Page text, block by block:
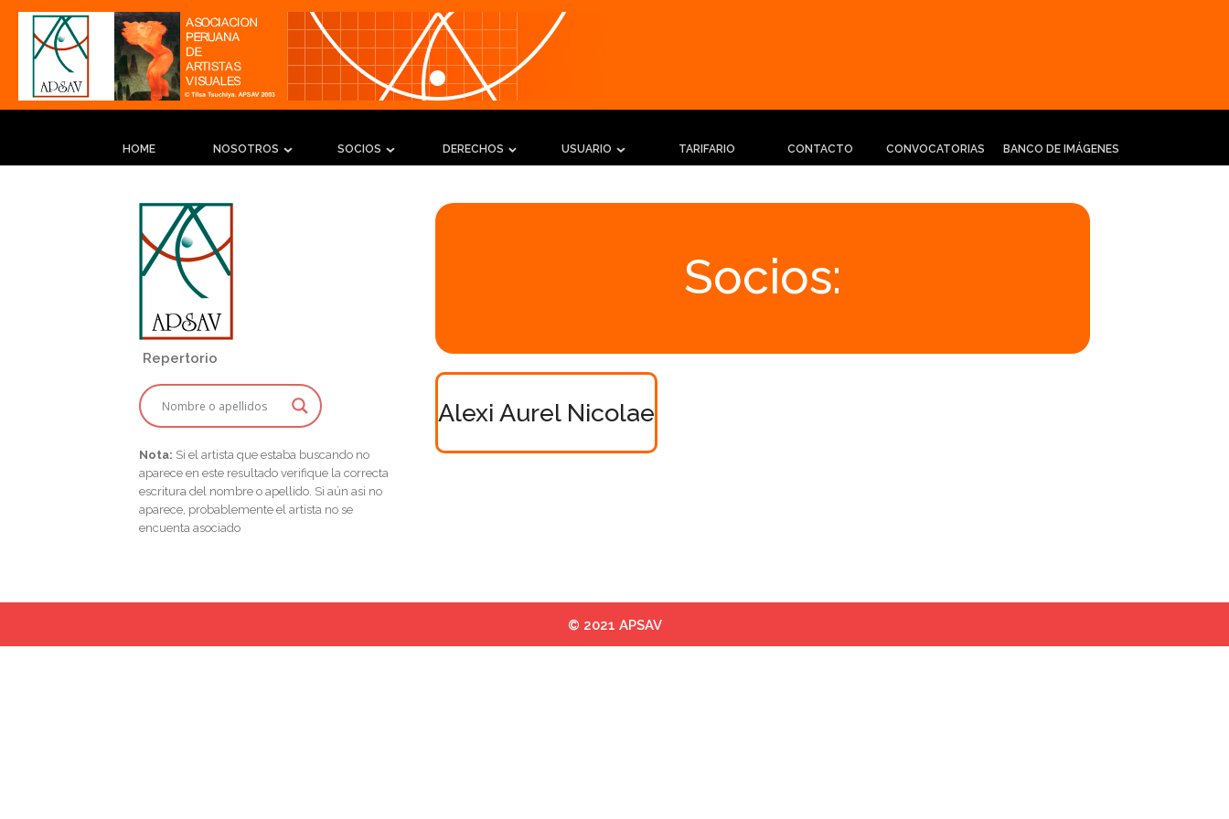
HOME NOSOTROS SOCIOS DERECHOS USUARIO TARIFARIO CONTACTO CONVOCATORIAS BANCO DE IMÁGENES
Repertorio
Nota: Si el artista que estaba buscando no
aparece en este resultado verifique la correcta
escritura del nombre o apellido. Si aún asi no
aparece, probablemente el artista no se
encuenta asociado
Socios:
Alexi Aurel Nicolae
© 2021 APSAV